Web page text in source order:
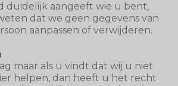
duidelijk aangeeft wie u bent,
dat we geen gegevens van
aanpassen of verwijderen.
maar als u vindt dat wij u niet
helpen, dan heeft u het recht